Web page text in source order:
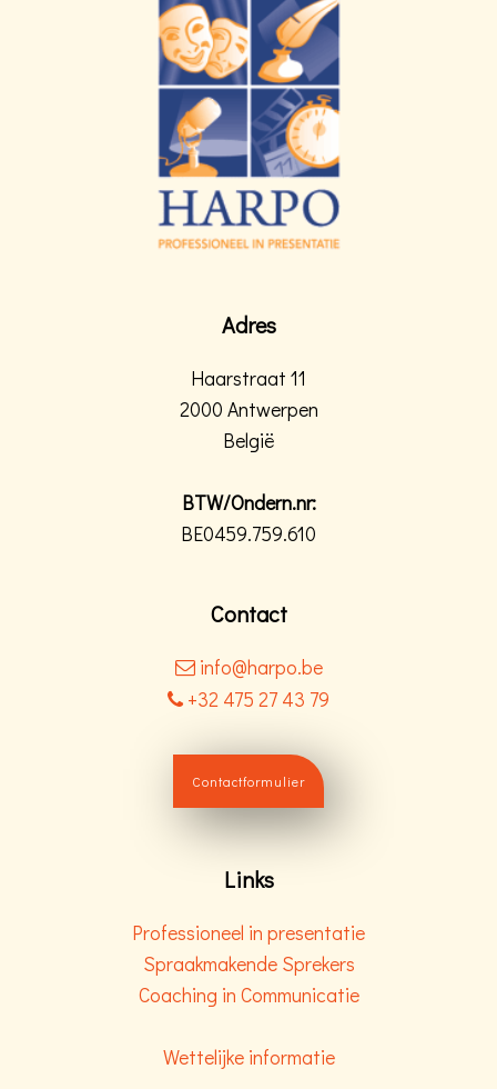
Adres
Haarstraat 11
2000 Antwerpen
België
BTW/Ondern.nr:
BE0459.759.610
Contact
info@harpo.be
+32 475 27 43 79
Contactformulier
Links
Professioneel in presentatie
Spraakmakende Sprekers
Coaching in Communicatie
Wettelijke informatie